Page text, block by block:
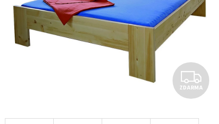
Z
D
ZDARMA